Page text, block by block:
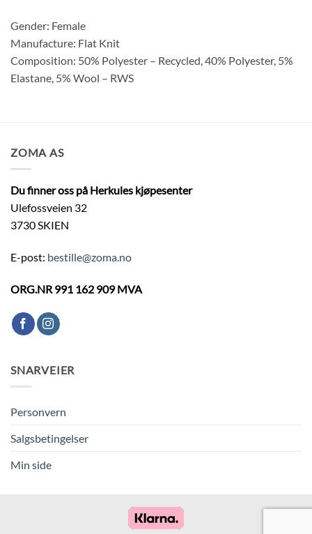
Gender: Female
Manufacture: Flat Knit
Composition: 50% Polyester – Recycled, 40% Polyester, 5%
Elastane, 5% Wool – RWS
ZOMA AS
Du finner oss på Herkules kjøpesenter
Ulefossveien 32
3730 SKIEN
E-post: bestille@zoma.no
ORG.NR 991 162 909 MVA
SNARVEIER
Personvern
Salgsbetingelser
Min side